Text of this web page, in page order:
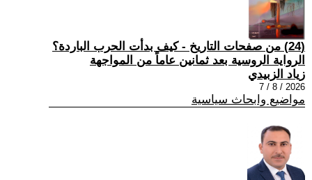
(24) من صفحات التاريخ - كيف بدأت الحرب الباردة؟
الرواية الروسية بعد ثمانين عاماً من المواجهة
زياد الزبيدي
2026 / 8 / 7
مواضيع وابحاث سياسية